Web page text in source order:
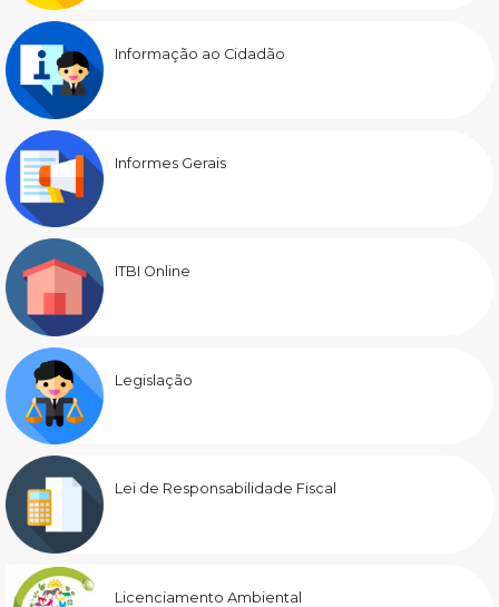
Informação ao Cidadão
Informes Gerais
ITBI Online
Legislação
Lei de Responsabilidade Fiscal
Licenciamento Ambiental